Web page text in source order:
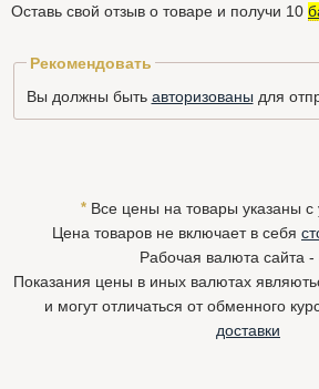
Оставь свой отзыв о товаре и получи 10
Рекомендовать
Вы должны быть авторизованы для
*Все цены на товары указаны с
Цена товаров не включает в себя
Рабочая валюта сайта -
Показания цены в иных валютах
и могут отличаться от обменного
доставки